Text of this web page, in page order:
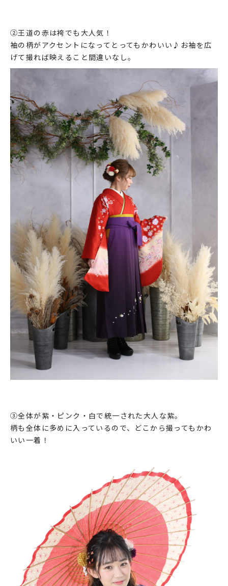
②王道の赤は袴でも大人気！
袖の柄がアクセントになってとってもかわいい♪お袖を広
げて撮れば映えること間違いなし。
③全体が紫・ピンク・白で統一された大人な紫。
柄も全体に多めに入っているので、どこから撮ってもかわ
いい一着！